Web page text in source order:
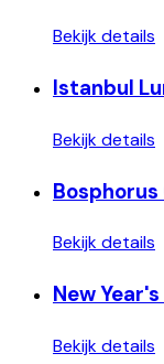
Bekijk details
Istanbul
Bekijk details
Bekijk details
New
Bekijk details